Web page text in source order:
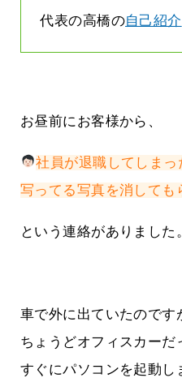
代表の高橋の自己紹介
お昼前にお客様から、
社員が退職してしまっ
写ってる写真を消しても
という連絡がありました。
車で外に出ていたのです
ちょうどオフィスカーだ
すぐにパソコンを起動し